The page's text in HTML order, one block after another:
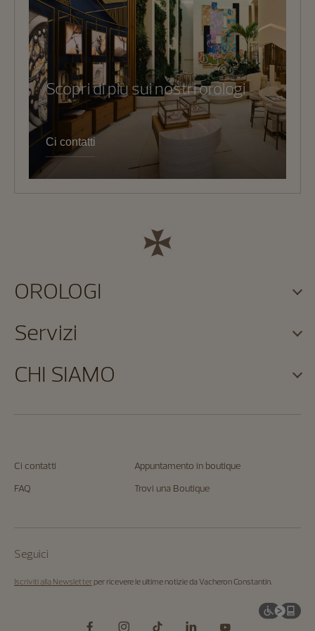
Scopri di più sui nostri orologi
Ci contatti
Ci contatti
Appuntamento in boutique
FAQ
Trovi una Boutique
Seguici
Iscriviti alla Newsletter per ricevere le ultime notizie da Vacheron Constantin.
OROLOGI
Servizi
CHI SIAMO